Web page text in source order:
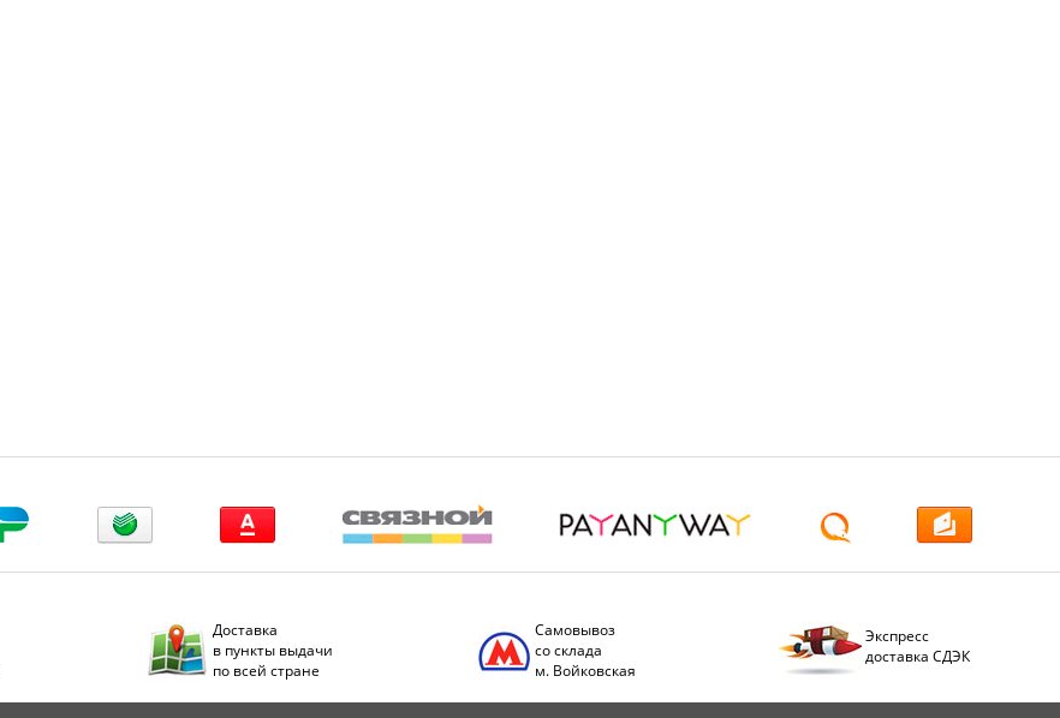
Доставка
в пункты выдачи
по всей стране
Самовывоз
со склада
м. Войковская
Экспресс
доставка СДЭК